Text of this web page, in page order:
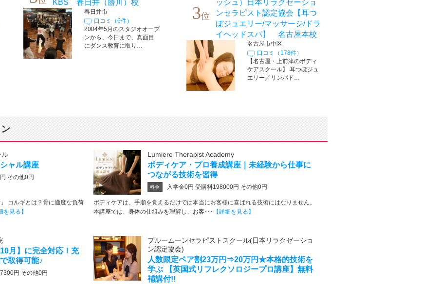
KBS 春日井（勝川）校
春日井市
口コミ（6件）
2004年5月のスタジオオープ
ンから、今日まで、真面目
にダンス教育に取り…
3位
ッシュ）日本リラクゼーショ
ンセラピスト認定協会【耳つ
ぼジュエリー/マッサージ/ドラ
イヘッドスパ】 名古屋本校
名古屋市中区
口コミ（178件）
【名古屋・上前津のボディ
ケアスクール】 耳つぼジュ
エリー／リンパド…
ル
ャル講座
その他0円
コルギとは？骨に適度な負荷
を見る】
Lumiere Therapist Academy
ボディケア・プロ養成講座｜未経験から仕事に
つながる技術を習得
料金 入学金0円 受講料198000円 その他0円
ボディケアは、手順を覚えるだけでは本当にお客様に喜ばれる技術にはなりません。
本講座では、身体の仕組みを理解し、お客･･･
【詳細を見る】
月】に完全対応！充
取得可能♪
円 その他0円
ブルームーンセラピストスクール(日本リラクゼーショ
ン認定協会)
人数限定ペア割23万円⇒20万円★本格的技術を
学ぶ 【英国式リフレクソロジープロ講座】無料
補講付!!